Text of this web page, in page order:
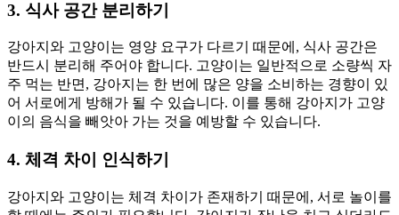
3. 식사 공간 분리하기
강아지와 고양이는 영양 요구가 다르기 때문에, 식사 공간은
반드시 분리해 주어야 합니다. 고양이는 일반적으로 소량씩 자
주 먹는 반면, 강아지는 한 번에 많은 양을 소비하는 경향이 있
어 서로에게 방해가 될 수 있습니다. 이를 통해 강아지가 고양
이의 음식을 빼앗아 가는 것을 예방할 수 있습니다.
4. 체격 차이 인식하기
강아지와 고양이는 체격 차이가 존재하기 때문에, 서로 놀이를